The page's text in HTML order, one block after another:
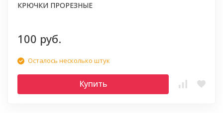
КРЮЧКИ ПРОРЕЗНЫЕ
100 руб.
Осталось несколько штук
Купить